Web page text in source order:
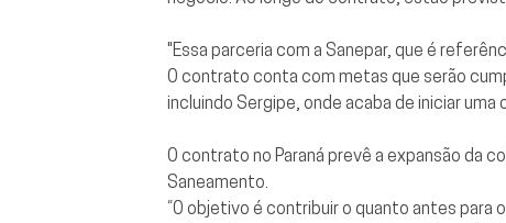
"Essa parceria com a Sanepar, que é
O contrato conta com metas que serão
incluindo Sergipe, onde acaba de iniciar
O contrato no Paraná prevê a expansão da
Saneamento.
“O objetivo é contribuir o quanto antes para